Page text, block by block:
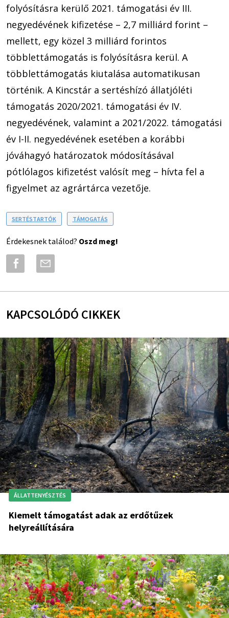
folyósításra kerülő 2021. támogatási év III.
negyedévének kifizetése – 2,7 milliárd forint –
mellett, egy közel 3 milliárd forintos
többlettámogatás is folyósításra kerül. A
többlettámogatás kiutalása automatikusan
történik. A Kincstár a sertéshízó állatjóléti
támogatás 2020/2021. támogatási év IV.
negyedévének, valamint a 2021/2022. támogatási
év I-II. negyedévének esetében a korábbi
jóváhagyó határozatok módosításával
pótlólagos kifizetést valósít meg – hívta fel a
figyelmet az agrártárca vezetője.
SERTÉSTARTÓK TÁMOGATÁS
Érdekesnek találod? Oszd meg!
KAPCSOLÓDÓ CIKKEK
ÁLLATTENYÉSZTÉS
Kiemelt támogatást adak az erdőtűzek
helyreállítására